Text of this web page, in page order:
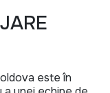
este în